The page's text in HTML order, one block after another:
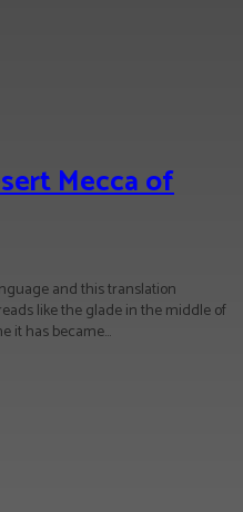
Mecca of
and this translation
like the glade in the middle of
it has became...